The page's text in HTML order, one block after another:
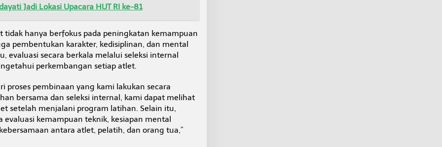
Jadi Lokasi Upacara HUT RI ke-81
tidak hanya berfokus pada peningkatan kemampuan
pembentukan karakter, kedisiplinan, dan mental
evaluasi secara berkala melalui seleksi internal
perkembangan setiap atlet.
proses pembinaan yang kami lakukan secara
bersama dan seleksi internal, kami dapat melihat
setelah menjalani program latihan. Selain itu,
evaluasi kemampuan teknik, kesiapan mental
antara atlet, pelatih, dan orang tua,”